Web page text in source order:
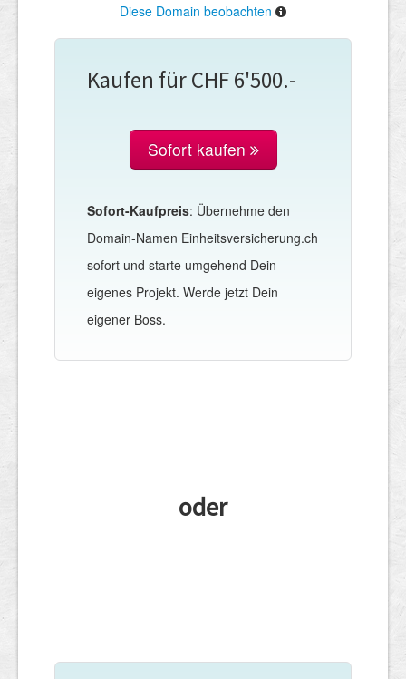
Diese Domain beobachten
Kaufen für CHF 6'500.-
Sofort kaufen
Sofort-Kaufpreis: Übernehme den
Domain-Namen Einheitsversicherung.ch
sofort und starte umgehend Dein
eigenes Projekt. Werde jetzt Dein
eigener Boss.
oder